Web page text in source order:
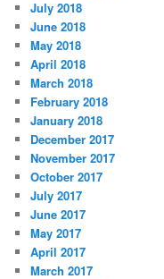
July 2018
June 2018
May 2018
April 2018
March 2018
February 2018
January 2018
December 2017
November 2017
October 2017
July 2017
June 2017
May 2017
April 2017
March 2017